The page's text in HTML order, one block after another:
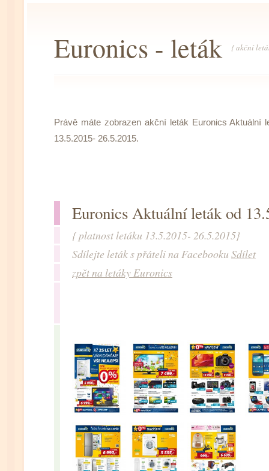
Euronics - leták { akční
Právě máte zobrazen akční leták Euronics Aktuální
13.5.2015- 26.5.2015.
Euronics Aktuální leták od
{ platnost letáku 13.5.2015- 26.5.2015}
Sdílejte leták s přáteli na Facebooku Sdílet
zpět na letáky Euronics